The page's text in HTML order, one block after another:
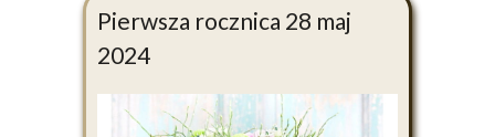
Pierwsza rocznica 28 maj
2024